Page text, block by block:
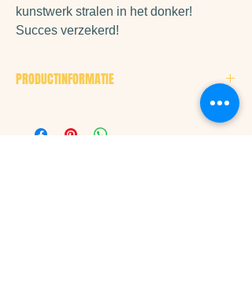
kunstwerk stralen in het donker!
Succes verzekerd!
PRODUCTINFORMATIE
Gemaakt in Europa